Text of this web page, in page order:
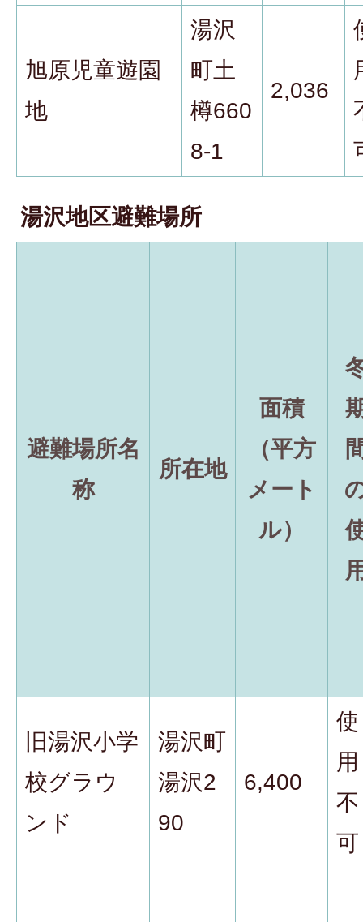
旭原児童遊園
地
湯沢
町土
樽660
8-1
2,036
湯沢地区避難場所
避難場所名
称
所在地
面積
（平方
メート
ル）
旧湯沢小学
校グラウ
ンド
湯沢町
湯沢2
90
6,400
使
用
不
可